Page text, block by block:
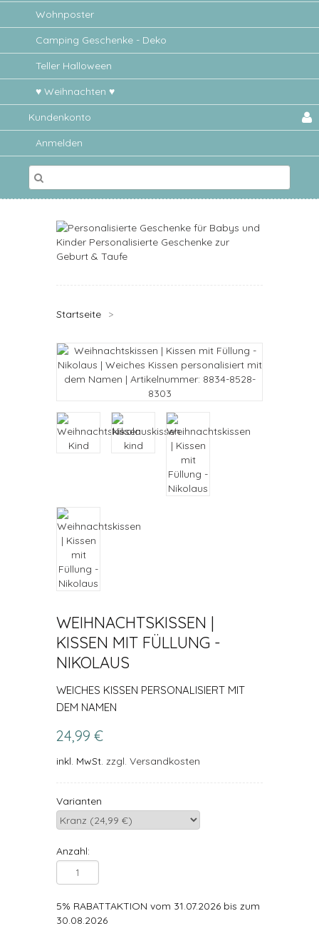
Wohnposter
Camping Geschenke - Deko
Teller Halloween
♥ Weihnachten ♥
Kundenkonto
Anmelden
Startseite >
WEIHNACHTSKISSEN |
KISSEN MIT FÜLLUNG -
NIKOLAUS
WEICHES KISSEN PERSONALISIERT MIT
DEM NAMEN
24,99 €
inkl. MwSt. zzgl. Versandkosten
Varianten
Anzahl:
5% RABATTAKTION vom 31.07.2026 bis zum
30.08.2026